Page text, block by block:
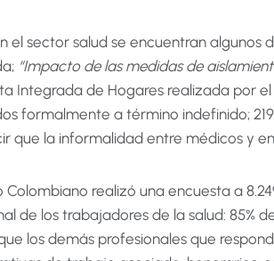
el sector salud se encuentran
“Impacto de las medidas de
Integrada de Hogares realizada por
formalmente a término indefinido;
que la informalidad entre médicos y
realizó una encuesta a
de los trabajadores de la salud: 85%
los demás profesionales que